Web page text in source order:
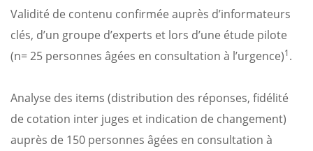
Validité de contenu confirmée auprès d’informateurs
clés, d’un groupe d’experts et lors d’une étude pilote
(n= 25 personnes âgées en consultation à l’urgence)1.
Analyse des items (distribution des réponses, fidélité
de cotation inter juges et indication de changement)
auprès de 150 personnes âgées en consultation à